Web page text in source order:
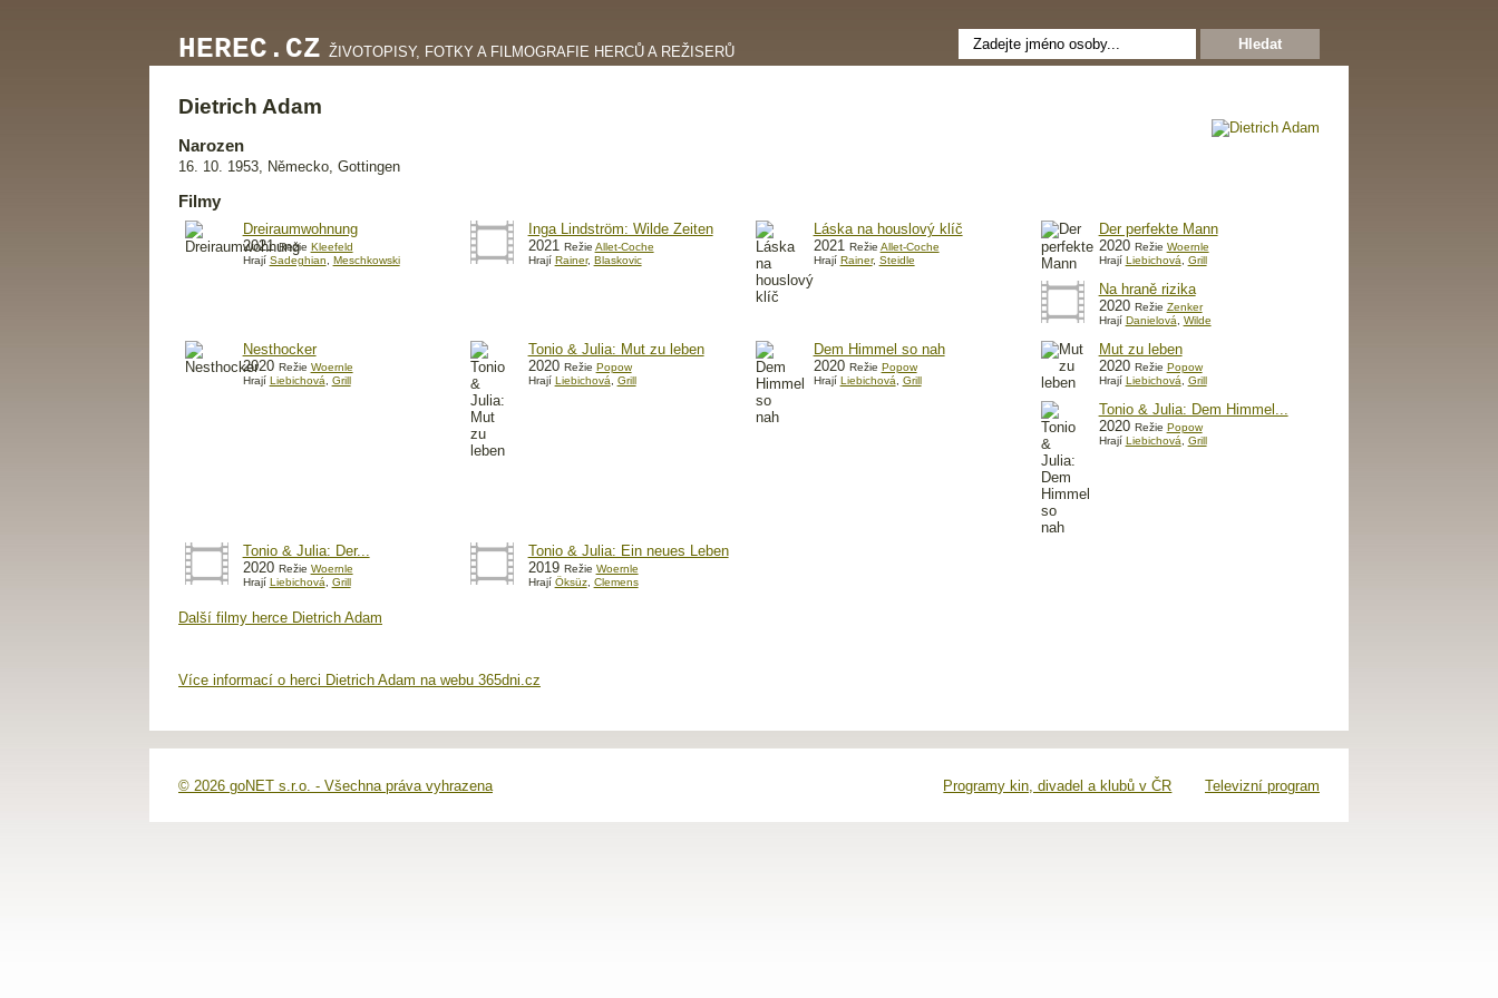
HEREC.CZ ŽIVOTOPISY, FOTKY A FILMOGRAFIE HERCŮ A REŽISERŮ
Dietrich Adam
Narozen
16. 10. 1953, Německo, Gottingen
Filmy
Dreiraumwohnung
2021Režie Kleefeld
Hrají Sadeghian, Meschkowski
Inga Lindström: Wilde Zeiten
2021 Režie Allet-Coche
Hrají Rainer, Blaskovic
Láska na houslový klíč
2021 Režie Allet-Coche
Hrají Rainer, Steidle
Der perfekte Mann
2020 Režie Woernle
Hrají Liebichová, Grill
Na hraně rizika
2020 Režie Zenker
Hrají Danielová Wilde
Nesthocker
2020 Režie Woernle
Hrají Liebichová Grill
Tonio & Julia: Mut zu leben
2020 Režie Popow
Hrají Liebichová Grill
Dem Himmel so nah
2020 Režie Popow
Hrají Liebichová Grill
Mut zu leben
2020 Režie Popow
Hrají Liebichová Grill
Tonio & Julia: Dem Himmel...
2020 Režie Popow
Hrají Liebichová Grill
Tonio & Julia: Der...
2020 Režie Woernle
Hrají Liebichová Grill
Tonio & Julia: Ein neues Leben
2019 Režie Woernle
Hrají Öksüz, Clemens
Další filmy herce Dietrich Adam
Více informací o herci Dietrich Adam na webu 365dni.cz
© 2026 goNET s.r.o. - Všechna práva vyhrazena Programy kin, divadel a klubů v ČR Televizní program